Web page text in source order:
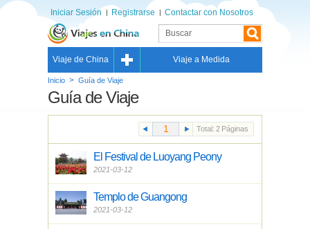
Iniciar Sesión Registrarse Contactar con Nosotros
Viaje de China Viaje a Medida
Inicio > Guía de Viaje
Guía de Viaje
Total: 2 Páginas
El Festival de Luoyang Peony
2021-03-12
Templo de Guangong
2021-03-12